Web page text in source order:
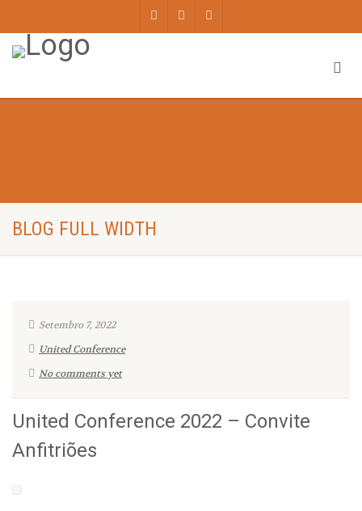
BLOG FULL WIDTH
Setembro 7, 2022
United Conference
No comments yet
United Conference 2022 – Convite
Anfitriões